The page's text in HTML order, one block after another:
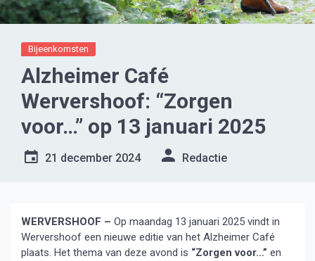
Bijeenkomsten
Alzheimer Café
Wervershoof: “Zorgen
voor…” op 13 januari 2025
21 december 2024 Redactie
WERVERSHOOF – Op maandag 13 januari 2025 vindt in
Wervershoof een nieuwe editie van het Alzheimer Café
plaats. Het thema van deze avond is “Zorgen voor…” en